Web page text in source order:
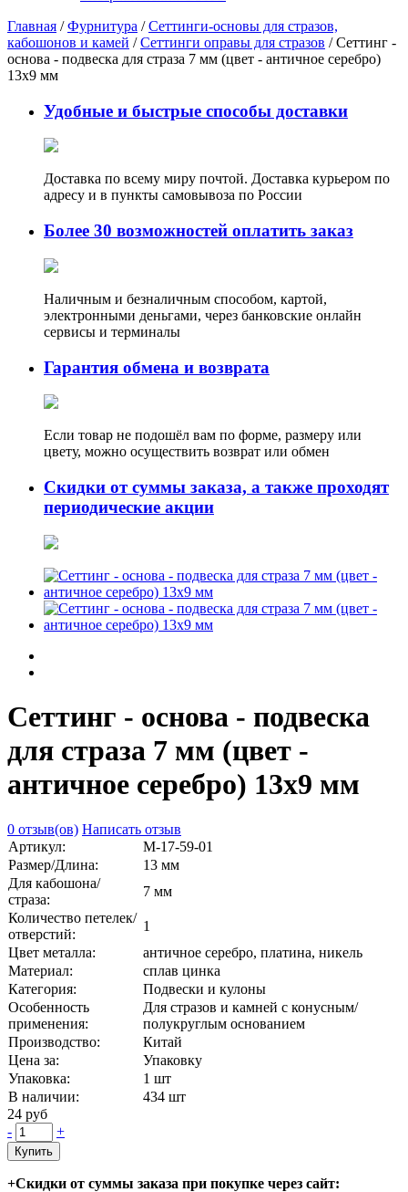
Главная /Фурнитура /Сеттинги-основы для стразов,
кабошонов и камей /Сеттинги оправы для стразов / Сеттинг -
основа - подвеска для страза 7 мм (цвет - античное серебро)
13х9 мм
Удобные и быстрые способы доставки
Доставка по всему миру почтой. Доставка курьером по
адресу и в пункты самовывоза по России
Более 30 возможностей оплатить заказ
Наличным и безналичным способом, картой,
электронными деньгами, через банковские онлайн
сервисы и терминалы
Гарантия обмена и возврата
Если товар не подошёл вам по форме, размеру или
цвету, можно осуществить возврат или обмен
Скидки от суммы заказа, а также проходят
периодические акции
Сеттинг - основа - подвеска
для страза 7 мм (цвет -
античное серебро) 13х9 мм
0 отзыв(ов) Написать отзыв
Артикул:
М-17-59-01
Размер/Длина:
13 мм
Для кабошона/
страза:
7 мм
Количество петелек/
отверстий:
1
Цвет металла:
античное серебро, платина, никель
Материал:
сплав цинка
Категория:
Подвески и кулоны
Особенность
применения:
Для стразов и камней с конусным/
полукруглым основанием
Производство:
Китай
Цена за:
Упаковку
Упаковка:
1 шт
В наличии:
434 шт
24 руб
-
+
Купить
+Скидки от суммы заказа при покупке через сайт: